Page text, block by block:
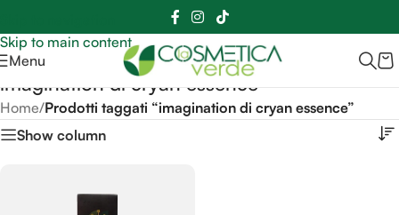
Skip to main content
Sei hai domande contattaci 📲3341056025 - 3886572748
Menu
imagination di cryan essence
Home/Prodotti taggati “imagination di cryan essence”
Show column